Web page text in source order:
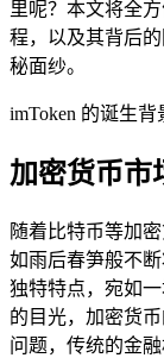
里呢？本文将全
程，以及其背后
秘面纱。
imToken 的诞生背
加密货币市
随着比特币等加
如雨后春笋般不
独特特点，宛如
的目光，加密货
问题，传统的金